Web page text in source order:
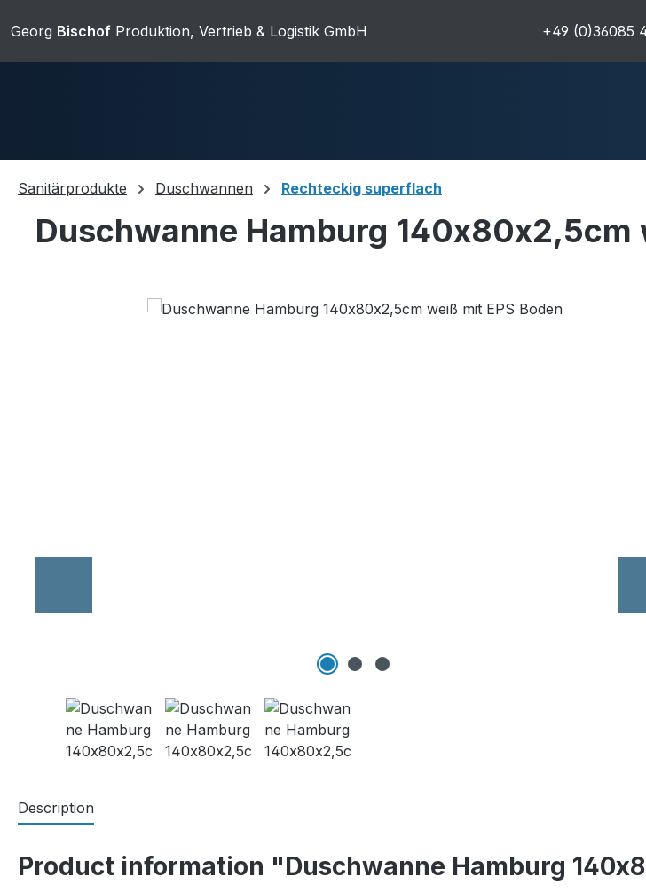
to main content
Skip to search
Skip to main navigation
Georg Bischof Produktion, Vertrieb & Logistik GmbH +49 (0)36085
Duschwannen Ablaufgarnituren
Sanitärkeramik
Sanitärprodukte Duschwannen Rechteckig superflach
Duschwanne Hamburg 140x80x2,5cm
Skip image gallery
Description
Product information "Duschwanne Hamburg